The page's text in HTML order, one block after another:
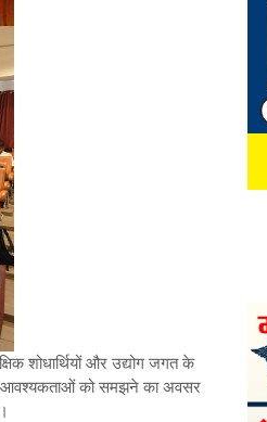
शोधार्थियों और उद्योग जगत के
आवश्यकताओं को समझने का अवसर